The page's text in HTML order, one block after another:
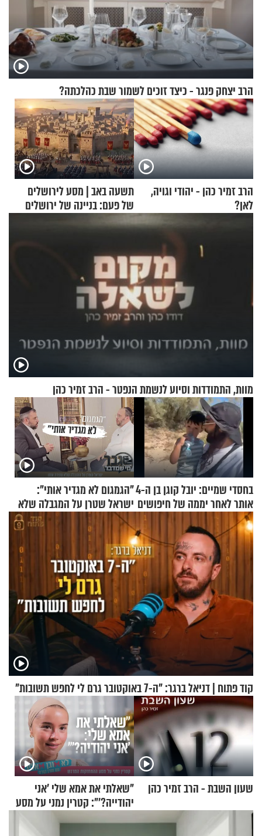
הרב יצחק פנגר - כיצד זוכים לשמור שבת כהלכתה?
הרב זמיר כהן - יהודי וגויה,
לאן?
תשעה באב | מסע לירושלים
של פעם: בניינה של ירושלים
מוות, התמודדות וסיוע לנשמת הנפטר - הרב זמיר כהן
בחסדי שמיים: יובל קוגן בן ה-4
אותר לאחר יממה של חיפושים
"הגמגום לא מגדיר אותי":
ישראל שטרן על המגבלה שלא
עוצרת אותו
קוד פתוח | דניאל ברגר: "ה-7 באוקטובר גרם לי לחפש תשובות"
שעון השבת - הרב זמיר כהן
"שאלתי את אמא שלי 'אני
יהודייה?'": קטרין נמני על מסע
ההתחזקות המרגש